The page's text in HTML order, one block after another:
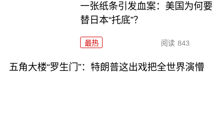
一张纸条引发血案：美国为何要
替日本“托底”？
最热 阅读 843
五角大楼“罗生门”：特朗普这出戏把全世界演懵